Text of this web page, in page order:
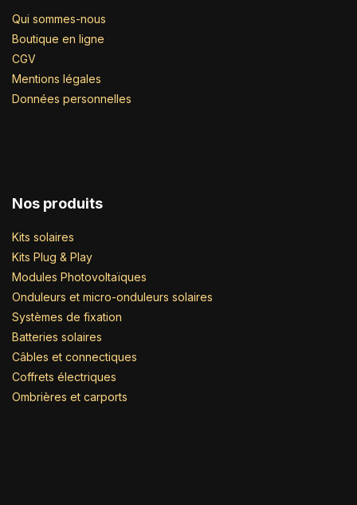
Qui sommes-nous
Boutique en ligne
CGV
Mentions légales
Données personnelles
Nos produits
Kits solaires
Kits Plug & Play
Modules Photovoltaïques
Onduleurs et micro-onduleurs solaires
Systèmes de fixation
Batteries solaires
Câbles et connectiques
Coffrets électriques
Ombrières et carports